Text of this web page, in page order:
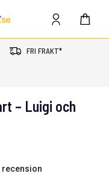
FRI FRAKT*
– Luigi och
recension